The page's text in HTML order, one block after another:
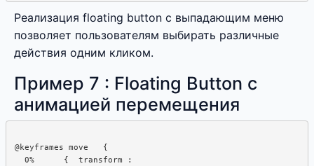
Реализация floating button с выпадающим меню
позволяет пользователям выбирать различные
действия одним кликом.
Пример 7 : Floating Button с
анимацией перемещения
@keyframes move   {
  0%      {  transform :